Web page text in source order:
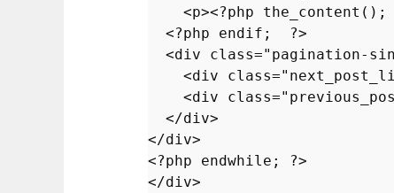
    <
p><?php the_content ();
  <?
php endif ;  ?>
  <
div class=" pagination-
    <
div class="
    <
div class="
  </
div>
</div>
<?php endwhile ; ?>
</div>